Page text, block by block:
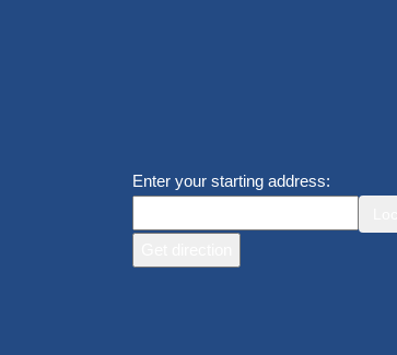
Enter your starting address: